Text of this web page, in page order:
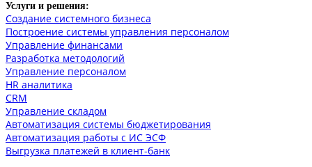
Услуги и решения:
Создание системного бизнеса
Построение системы управления персоналом
Управление финансами
Разработка методологий
Управление персоналом
HR аналитика
СRM
Управление складом
Автоматизация системы бюджетирования
Автоматизация работы с ИС ЭСФ
Выгрузка платежей в клиент-банк